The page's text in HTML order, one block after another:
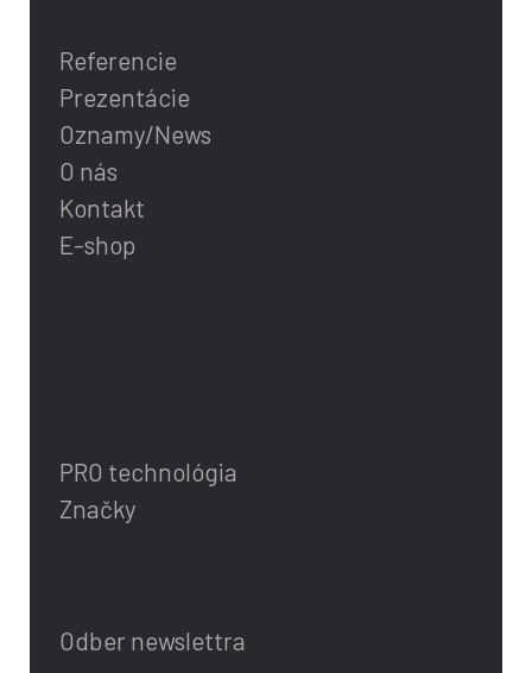
Referencie
Prezentácie
Oznamy/News
O nás
Kontakt
E-shop
PRO technológia
Značky
Odber newslettra